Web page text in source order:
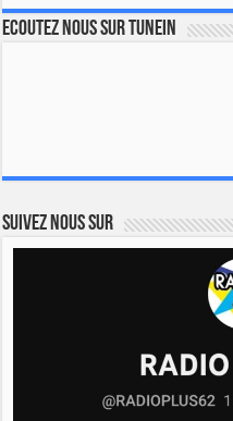
Ecoutez nous sur TuneIn
Suivez nous sur